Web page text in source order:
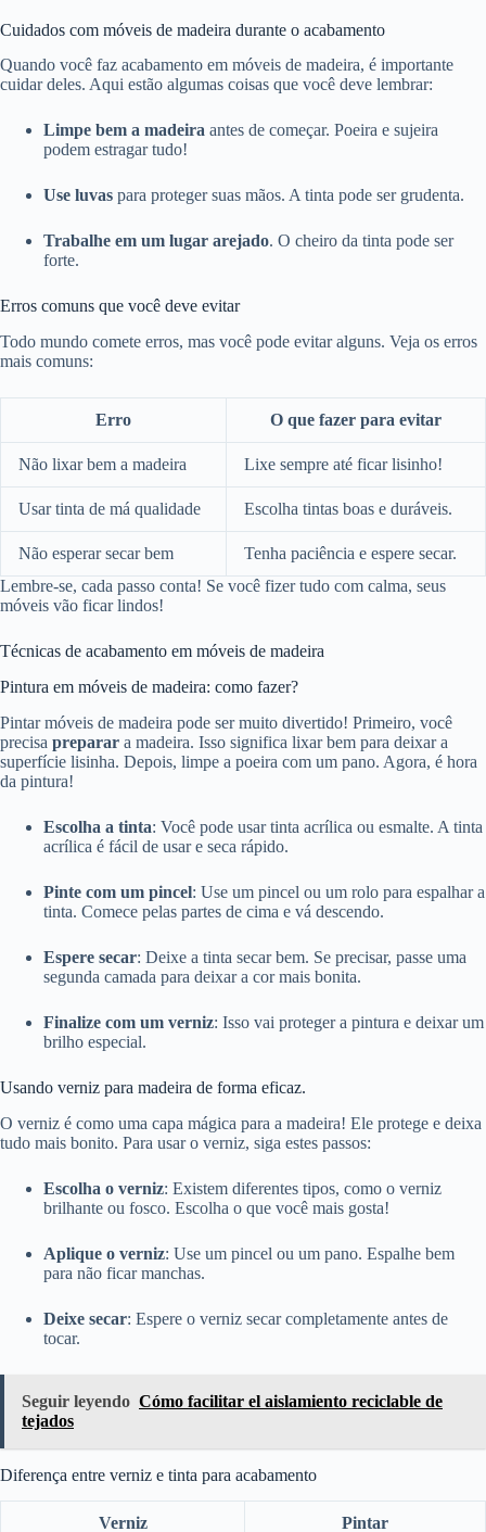
Cuidados com móveis de madeira durante o acabamento
Quando você faz acabamento em móveis de madeira, é importante
cuidar deles. Aqui estão algumas coisas que você deve lembrar:
Limpe bem a madeira antes de começar. Poeira e sujeira
podem estragar tudo!
Use luvas para proteger suas mãos. A tinta pode ser grudenta.
Trabalhe em um lugar arejado. O cheiro da tinta pode ser
forte.
Erros comuns que você deve evitar
Todo mundo comete erros, mas você pode evitar alguns. Veja os erros
mais comuns:
Erro O que fazer para evitar
Não lixar bem a madeira Lixe sempre até ficar lisinho!
Usar tinta de má qualidade Escolha tintas boas e duráveis.
Não esperar secar bem
Tenha paciência e espere secar.
Lembre-se, cada passo conta! Se você fizer tudo com calma, seus
móveis vão ficar lindos!
Técnicas de acabamento em móveis de madeira
Pintura em móveis de madeira: como fazer?
Pintar móveis de madeira pode ser muito divertido! Primeiro, você
precisa preparar a madeira. Isso significa lixar bem para deixar a
superfície lisinha. Depois, limpe a poeira com um pano. Agora, é hora
da pintura!
Escolha a tinta: Você pode usar tinta acrílica ou esmalte. A tinta
acrílica é fácil de usar e seca rápido.
Pinte com um pincel: Use um pincel ou um rolo para espalhar a
tinta. Comece pelas partes de cima e vá descendo.
Espere secar: Deixe a tinta secar bem. Se precisar, passe uma
segunda camada para deixar a cor mais bonita.
Finalize com um verniz: Isso vai proteger a pintura e deixar um
brilho especial.
Usando verniz para madeira de forma eficaz.
O verniz é como uma capa mágica para a madeira! Ele protege e deixa
tudo mais bonito. Para usar o verniz, siga estes passos:
Escolha o verniz: Existem diferentes tipos, como o verniz
brilhante ou fosco. Escolha o que você mais gosta!
Aplique o verniz: Use um pincel ou um pano. Espalhe bem
para não ficar manchas.
Deixe secar: Espere o verniz secar completamente antes de
tocar.
Seguir leyendo Cómo facilitar el aislamiento reciclable de
tejados
Diferença entre verniz e tinta para acabamento
Verniz Pintar